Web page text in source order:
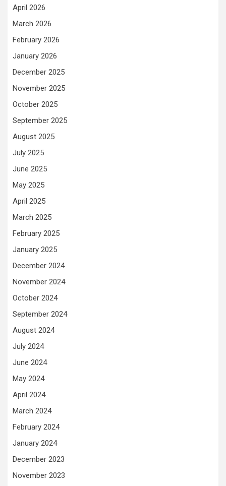
April 2026
March 2026
February 2026
January 2026
December 2025
November 2025
October 2025
September 2025
August 2025
July 2025
June 2025
May 2025
April 2025
March 2025
February 2025
January 2025
December 2024
November 2024
October 2024
September 2024
August 2024
July 2024
June 2024
May 2024
April 2024
March 2024
February 2024
January 2024
December 2023
November 2023